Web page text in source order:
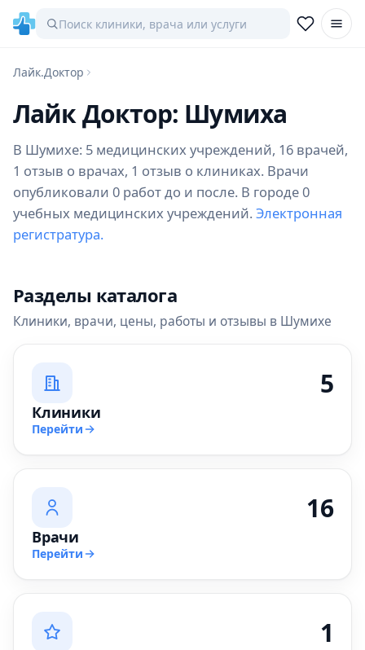
Лайк.Доктор
Лайк Доктор: Шумиха
В Шумихе: 5 медицинских учреждений, 16 врачей,
1 отзыв о врачах, 1 отзыв о клиниках. Врачи
опубликовали 0 работ до и после. В городе 0
учебных медицинских учреждений. Электронная
регистратура.
Разделы каталога
Клиники, врачи, цены, работы и отзывы в Шумихе
5
Клиники
Перейти
16
Врачи
Перейти
1